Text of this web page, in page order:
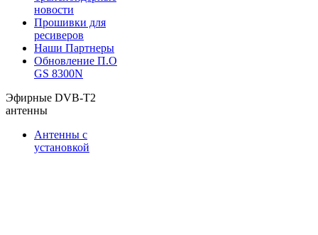
новости
Прошивки для
ресиверов
Наши Партнеры
Обновление П.О
GS 8300N
Эфирные DVB-T2
антенны
Антенны с
установкой